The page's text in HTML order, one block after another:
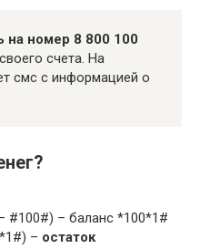
на номер 8 800 100
счета. На
смс с информацией о
#100#) – баланс *100*1#
– остаток